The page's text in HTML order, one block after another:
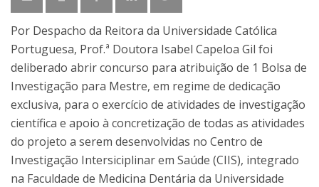
Por Despacho da Reitora da Universidade Católica
Portuguesa, Prof.ª Doutora Isabel Capeloa Gil foi
deliberado abrir concurso para atribuição de 1 Bolsa de
Investigação para Mestre, em regime de dedicação
exclusiva, para o exercício de atividades de investigação
científica e apoio à concretização de todas as atividades
do projeto a serem desenvolvidas no Centro de
Investigação Intersiciplinar em Saúde (CIIS), integrado
na Faculdade de Medicina Dentária da Universidade